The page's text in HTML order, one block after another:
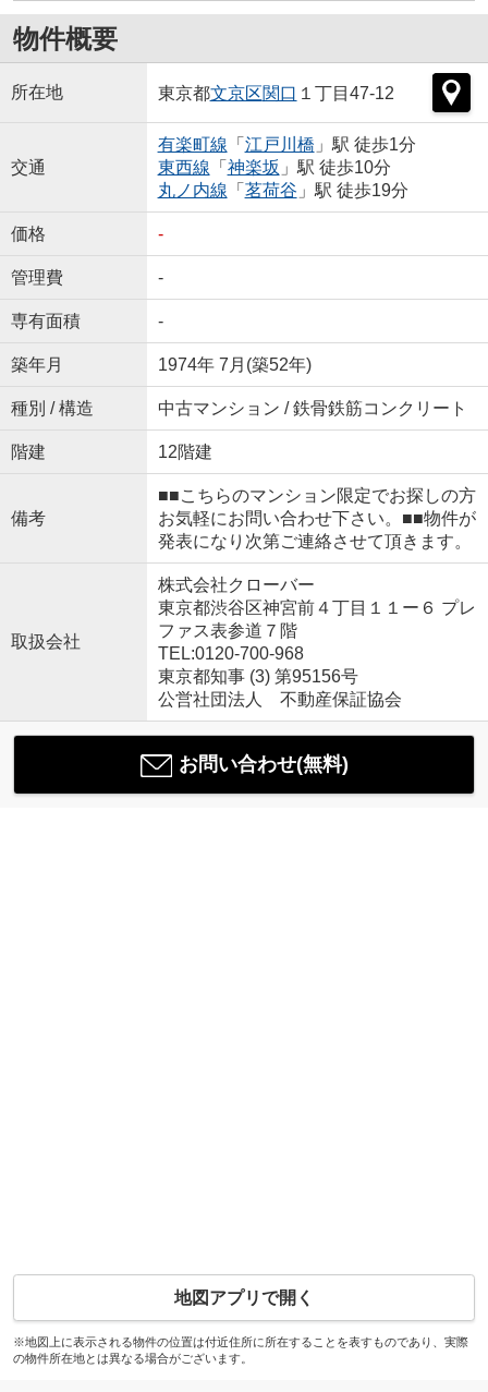
物件概要
所在地 東京都文京区関口 １丁目47-12
交通
有楽町線 「 江戸川橋 」駅 徒歩1分
東西線 「 神楽坂 」駅 徒歩10分
丸ノ内線 「 茗荷谷 」駅 徒歩19分
価格 -
管理費 -
専有面積 -
築年月 1974年 7月(築52年)
種別 / 構造 中古マンション / 鉄骨鉄筋コンクリート
階建 12階建
備考
■■こちらのマンション限定でお探しの方
お気軽にお問い合わせ下さい。■■物件が
発表になり次第ご連絡させて頂きます。
取扱会社
株式会社クローバー
東京都渋谷区神宮前４丁目１１ー６ プレ
ファス表参道７階
TEL:0120-700-968
東京都知事 (3) 第95156号
公営社団法人 不動産保証協会
お問い合わせ(無料)
地図アプリで開く
※地図上に表示される物件の位置は付近住所に所在することを表すものであり、実際
の物件所在地とは異なる場合がございます。